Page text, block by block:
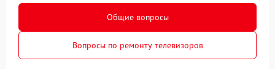
Общие вопросы
Вопросы по ремонту телевизоров